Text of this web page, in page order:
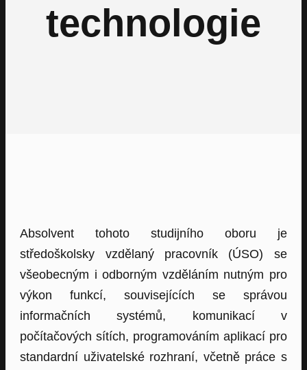
technologie
Absolvent tohoto studijního oboru je
středoškolsky vzdělaný pracovník (ÚSO) se
všeobecným i odborným vzděláním nutným pro
výkon funkcí, souvisejících se správou
informačních systémů, komunikací v
počítačových sítích, programováním aplikací pro
standardní uživatelské rozhraní, včetně práce s